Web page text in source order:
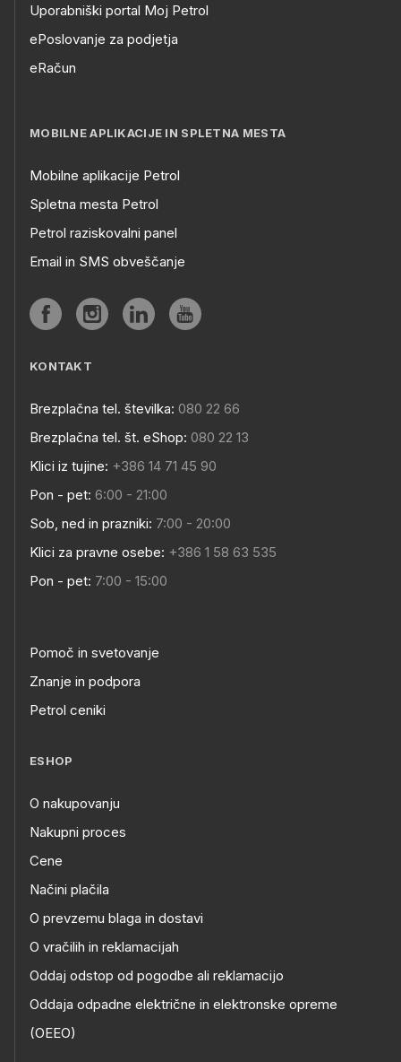
Uporabniški portal Moj Petrol
ePoslovanje za podjetja
eRačun
MOBILNE APLIKACIJE IN SPLETNA MESTA
Mobilne aplikacije Petrol
Spletna mesta Petrol
Petrol raziskovalni panel
Email in SMS obveščanje
KONTAKT
Brezplačna tel. številka: 080 22 66
Brezplačna tel. št. eShop: 080 22 13
Klici iz tujine: +386 14 71 45 90
Pon - pet: 6:00 - 21:00
Sob, ned in prazniki: 7:00 - 20:00
Klici za pravne osebe: +386 1 58 63 535
Pon - pet: 7:00 - 15:00
Pomoč in svetovanje
Znanje in podpora
Petrol ceniki
ESHOP
O nakupovanju
Nakupni proces
Cene
Načini plačila
O prevzemu blaga in dostavi
O vračilih in reklamacijah
Oddaj odstop od pogodbe ali reklamacijo
Oddaja odpadne električne in elektronske opreme
(OEEO)